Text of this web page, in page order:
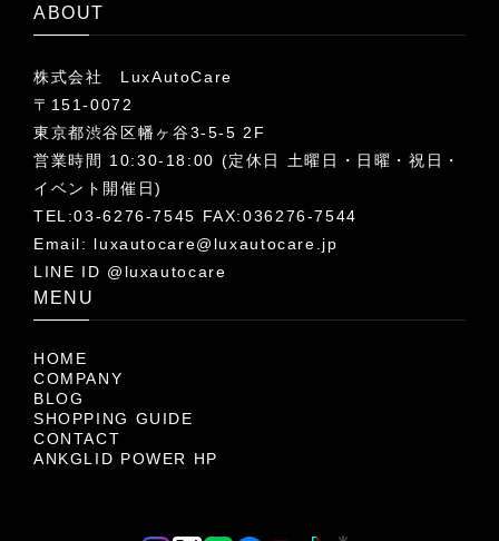
ABOUT
株式会社 LuxAutoCare
〒151-0072
東京都渋谷区幡ヶ谷3-5-5 2F
営業時間 10:30-18:00 (定休日 土曜日・日曜・祝日・
イベント開催日)
TEL:03-6276-7545 FAX:036276-7544
Email: luxautocare@luxautocare.jp
LINE ID @luxautocare
MENU
HOME
COMPANY
BLOG
SHOPPING GUIDE
CONTACT
ANKGLID POWER HP